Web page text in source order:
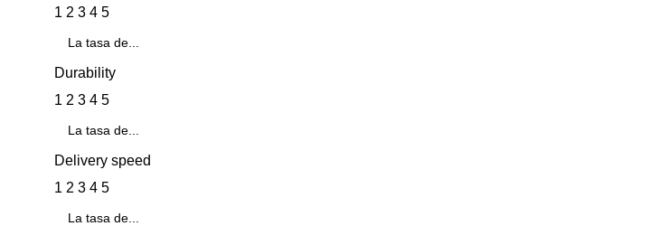
1 2 3 4 5
Durability
1 2 3 4 5
Delivery speed
1 2 3 4 5